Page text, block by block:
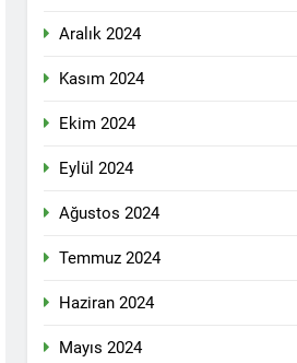
1 Yıl Ago
ADİL BİR DÜZEN UMUDUMUZU
Halepçe Soykırımının Yaraları,
içermiyor.
feshi en başta Kürt halkının yararına
Aralık 2024
Kasım 2024
Ekim 2024
Eylül 2024
Ağustos 2024
Temmuz 2024
Haziran 2024
Mayıs 2024